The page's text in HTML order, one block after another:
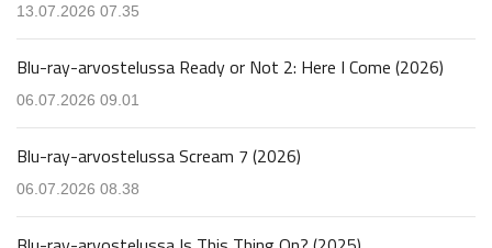
13.07.2026 07.35
Blu-ray-arvostelussa Ready or Not 2: Here I Come (2026)
06.07.2026 09.01
Blu-ray-arvostelussa Scream 7 (2026)
06.07.2026 08.38